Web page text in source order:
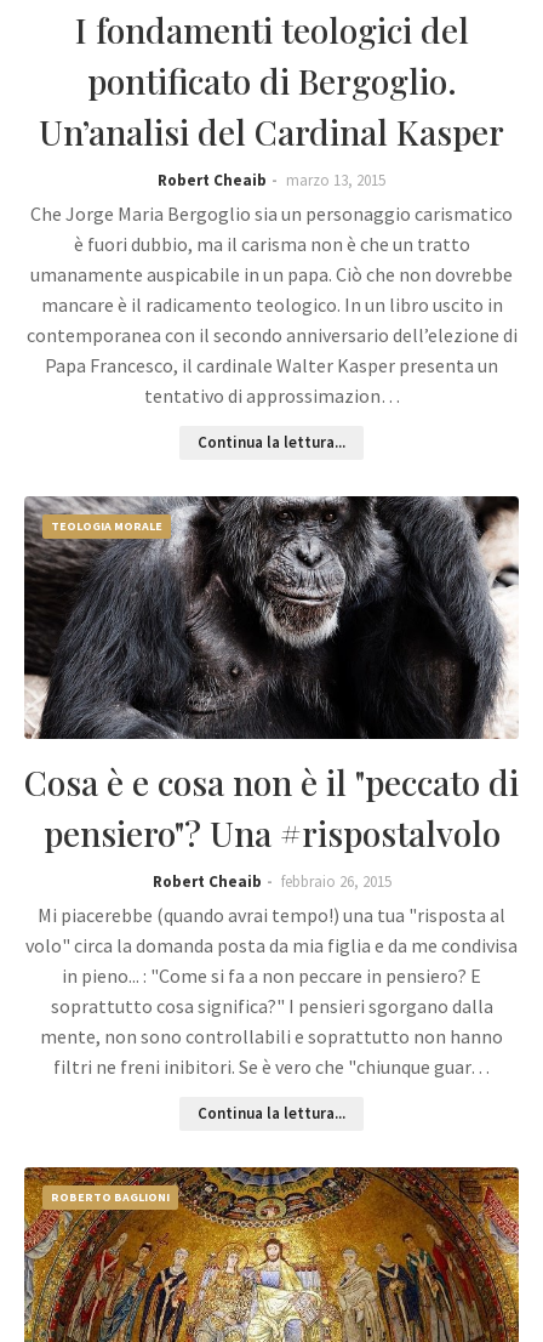
I fondamenti teologici del
pontificato di Bergoglio.
Un’analisi del Cardinal Kasper
Robert Cheaib marzo 13, 2015
Che Jorge Maria Bergoglio sia un personaggio carismatico
è fuori dubbio, ma il carisma non è che un tratto
umanamente auspicabile in un papa. Ciò che non dovrebbe
mancare è il radicamento teologico. In un libro uscito in
contemporanea con il secondo anniversario dell’elezione di
Papa Francesco, il cardinale Walter Kasper presenta un
tentativo di approssimazion…
Continua la lettura...
TEOLOGIA MORALE
Cosa è e cosa non è il "peccato di
pensiero"? Una #rispostalvolo
Robert Cheaib febbraio 26, 2015
Mi piacerebbe (quando avrai tempo!) una tua "risposta al
volo" circa la domanda posta da mia figlia e da me condivisa
in pieno... : "Come si fa a non peccare in pensiero? E
soprattutto cosa significa?" I pensieri sgorgano dalla
mente, non sono controllabili e soprattutto non hanno
filtri ne freni inibitori. Se è vero che "chiunque guar…
Continua la lettura...
ROBERTO BAGLIONI